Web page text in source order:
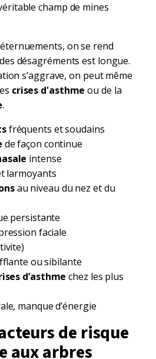
champ de mines
on se rend
désagréments est longue.
s’aggrave, on peut même
crises d'asthme ou de la
.
fréquents et soudains
de façon continue
intense
larmoyants
au niveau du nez et du
persistante
faciale
ou sibilante
d’asthme chez les plus
manque d’énergie
de risque
aux arbres